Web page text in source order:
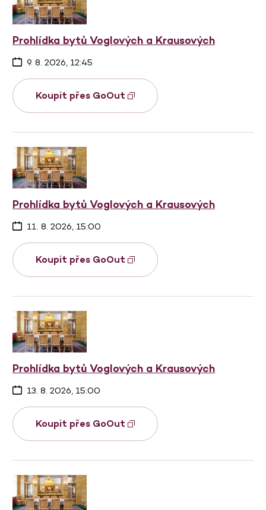
Prohlídka bytů Voglových a Krausových
9. 8. 2026, 12:45
Koupit přes GoOut
Prohlídka bytů Voglových a Krausových
11. 8. 2026, 15:00
Koupit přes GoOut
Prohlídka bytů Voglových a Krausových
13. 8. 2026, 15:00
Koupit přes GoOut